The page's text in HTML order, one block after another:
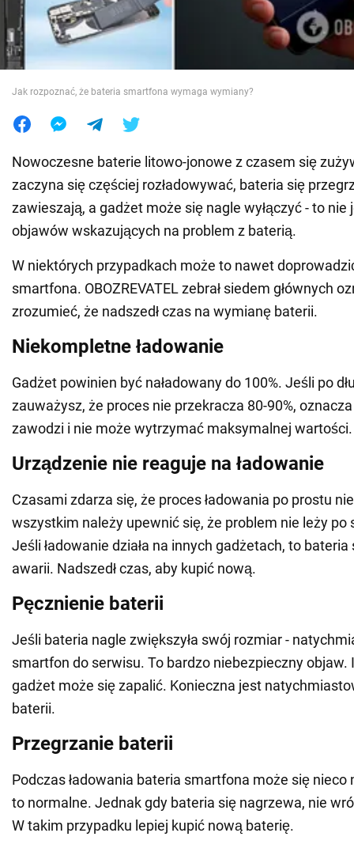
Świat
Jedzenie
Jak rozpoznać, że bateria smartfona wymaga wymiany?
Nowoczesne baterie litowo-jonowe z czasem się
zaczyna się częściej rozładowywać, bateria się
zawieszają, a gadżet może się nagle wyłączyć - to nie
objawów wskazujących na problem z baterią.
W niektórych przypadkach może to nawet
smartfona. OBOZREVATEL zebrał siedem głównych
zrozumieć, że nadszedł czas na wymianę baterii.
Niekompletne ładowanie
Gadżet powinien być naładowany do 100%. Jeśli po
zauważysz, że proces nie przekracza 80-90%,
zawodzi i nie może wytrzymać maksymalnej wartości.
Urządzenie nie reaguje na ładowanie
Czasami zdarza się, że proces ładowania po prostu
wszystkim należy upewnić się, że problem nie leży po
Jeśli ładowanie działa na innych gadżetach, to bateria
awarii. Nadszedł czas, aby kupić nową.
Pęcznienie baterii
Jeśli bateria nagle zwiększyła swój rozmiar -
smartfon do serwisu. To bardzo niebezpieczny objaw.
gadżet może się zapalić. Konieczna jest
baterii.
Przegrzanie baterii
Podczas ładowania bateria smartfona może się nieco
to normalne. Jednak gdy bateria się nagrzewa, nie
W takim przypadku lepiej kupić nową baterię.